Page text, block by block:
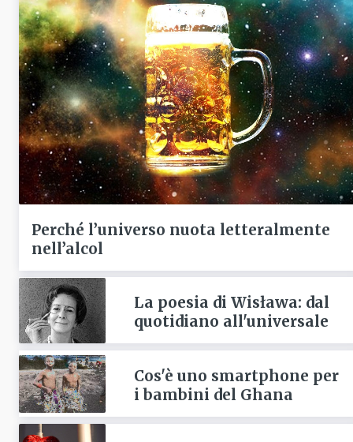
Perché l’universo nuota letteralmente
nell’alcol
La poesia di Wisława: dal
quotidiano all'universale
Cos'è uno smartphone per
i bambini del Ghana